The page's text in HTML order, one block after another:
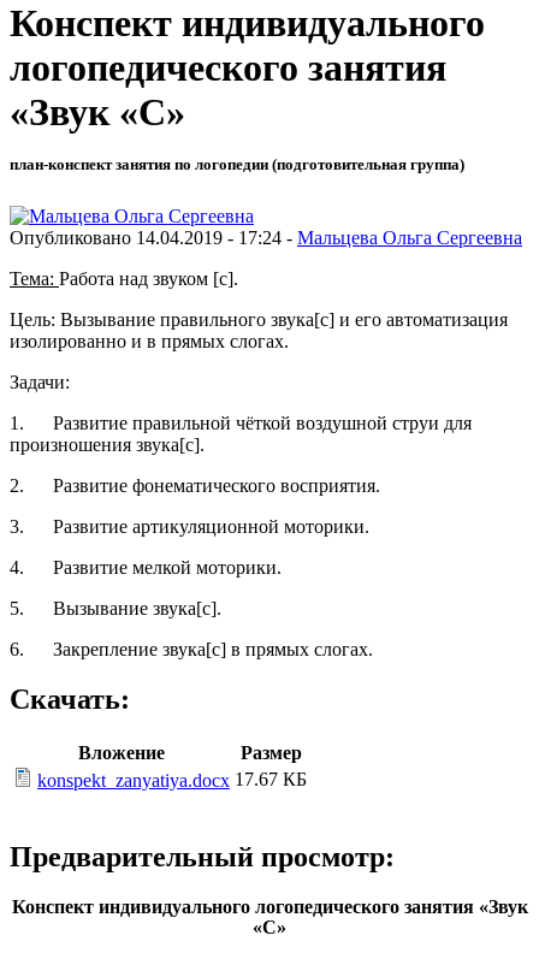
Конспект индивидуального
логопедического занятия
«Звук «С»
план-конспект занятия по логопедии (подготовительная группа)
Опубликовано 14.04.2019 - 17:24 - Мальцева Ольга Сергеевна
Тема: Работа над звуком [с].
Цель: Вызывание правильного звука[с] и его автоматизация
изолированно и в прямых слогах.
Задачи:
1. Развитие правильной чёткой воздушной струи для
произношения звука[с].
2. Развитие фонематического восприятия.
3. Развитие артикуляционной моторики.
4. Развитие мелкой моторики.
5. Вызывание звука[с].
6. Закрепление звука[с] в прямых слогах.
Скачать:
Вложение
Размер
konspekt_zanyatiya.docx 17.67 КБ
Предварительный просмотр:
Конспект индивидуального логопедического занятия «Звук
«С»